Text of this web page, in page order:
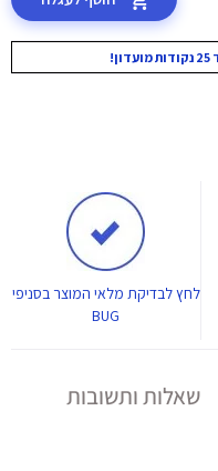
לחץלבדיקת מלאי המוצר בסניפי
BUG
שאלות ותשובות